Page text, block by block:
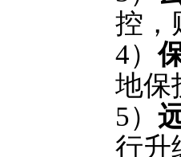
控，
4）
地保
5）
行